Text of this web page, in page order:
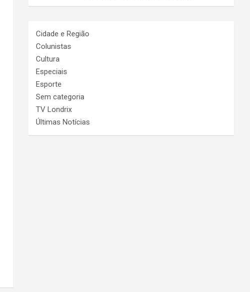
Cidade e Região
Colunistas
Cultura
Especiais
Esporte
Sem categoria
TV Londrix
Últimas Notícias